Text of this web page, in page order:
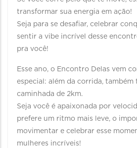
transformar sua energia em ação!
Seja para se desafiar, celebrar
sentir a vibe incrível desse
pra você!
Esse ano, o Encontro Delas vem
especial: além da corrida, também
caminhada de 2km.
Seja você é apaixonada por
prefere um ritmo mais leve, o
movimentar e celebrar esse
mulheres incríveis!